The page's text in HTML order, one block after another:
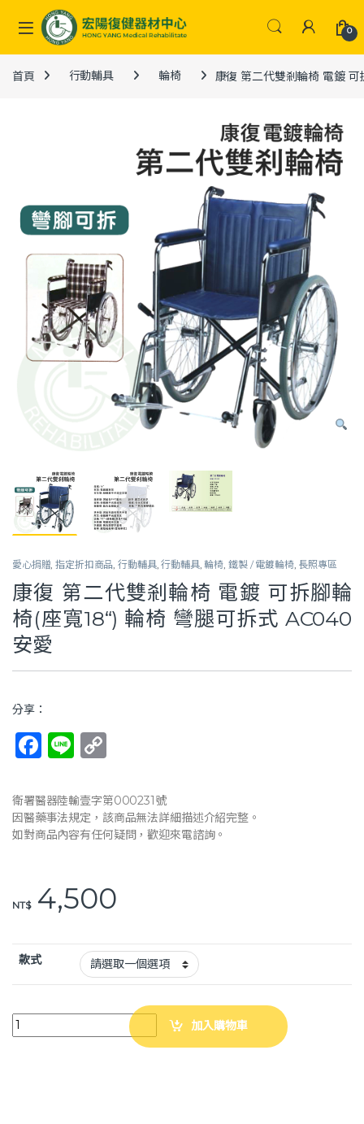
Skip to navigation
Skip to content
0
首頁 行動輔具 輪椅 康復 第二代雙剎輪椅 電鍍
愛心捐贈,指定折扣商品,行動輔具,行動輔具,輪椅, 鐵製 / 電鍍輪椅, 長照專區
康復 第二代雙剎輪椅 電鍍 可拆腳輪
椅(座寬18“) 輪椅 彎腿可拆式 AC040
安愛
分享：
F
c
e
b
o
Li
e p
y
Li
k
衛署醫器陸輸壹字第000231號
因醫藥事法規定，該商品無法詳細描述介紹完整。
如對商品內容有任何疑問，歡迎來電諮詢。
NT$4,500
款式
康復 第二代雙剎輪椅 電鍍 可拆腳輪椅(座寬18“) 輪椅 彎腿可拆式
加入購物車